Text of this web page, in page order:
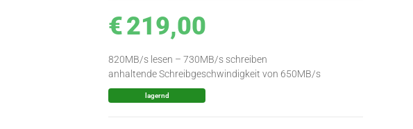
€219,00
820MB/s lesen – 730MB/s schreiben
anhaltende Schreibgeschwindigkeit von 650MB/s
lagernd